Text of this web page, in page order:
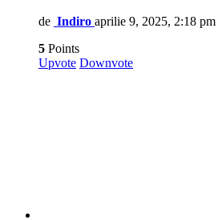
de Indiro aprilie 9, 2025, 2:18 pm
5 Points
Upvote Downvote